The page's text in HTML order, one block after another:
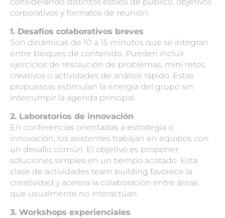
corporativos y formatos de reunión.
1. Desafíos colaborativos breves
Son dinámicas de 10 a 15 minutos que se integran
entre bloques de contenido. Pueden incluir
ejercicios de resolución de problemas, mini retos
creativos o actividades de análisis rápido. Estas
propuestas estimulan la energía del grupo sin
interrumpir la agenda principal.
2. Laboratorios de innovación
En conferencias orientadas a estrategia o
innovación, los asistentes trabajan en equipos con
un desafío común. El objetivo es proponer
soluciones simples en un tiempo acotado. Esta
clase de actividades team building favorece la
creatividad y acelera la colaboración entre áreas
que usualmente no interactúan.
3. Workshops experienciales